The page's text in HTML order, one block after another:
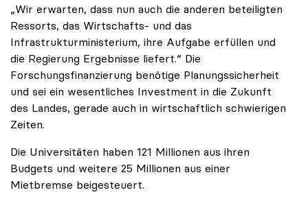
„Wir erwarten, dass nun auch die anderen beteiligten
Ressorts, das Wirtschafts- und das
Infrastrukturministerium, ihre Aufgabe erfüllen und
die Regierung Ergebnisse liefert.“ Die
Forschungsfinanzierung benötige Planungssicherheit
und sei ein wesentliches Investment in die Zukunft
des Landes, gerade auch in wirtschaftlich schwierigen
Zeiten.
Die Universitäten haben 121 Millionen aus ihren
Budgets und weitere 25 Millionen aus einer
Mietbremse beigesteuert.